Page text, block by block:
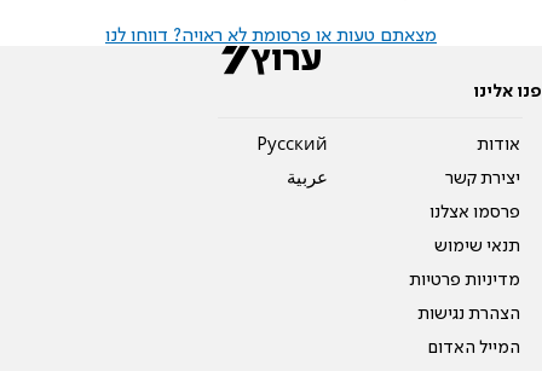
מצאתם טעות או פרסומת לא ראויה? דווחו לנו
פנו אלינו
אודות
יצירת קשר
פרסמו אצלנו
תנאי שימוש
מדיניות פרטיות
הצהרת נגישות
המייל האדום
Pусский
عربية